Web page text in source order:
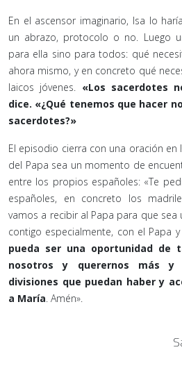
En el ascensor imaginario, Isa lo
un abrazo, protocolo o no. Luego
para ella sino para todos: qué
ahora mismo, y en concreto qué
laicos jóvenes. «Los sacerdotes
dice. «¿Qué tenemos que hacer
sacerdotes?»
El episodio cierra con una oración en
del Papa sea un momento de
entre los propios españoles: «Te
españoles, en concreto los
vamos a recibir al Papa para que
contigo especialmente, con el Papa
pueda ser una oportunidad de
nosotros y querernos más
divisiones que puedan haber y
a María. Amén».